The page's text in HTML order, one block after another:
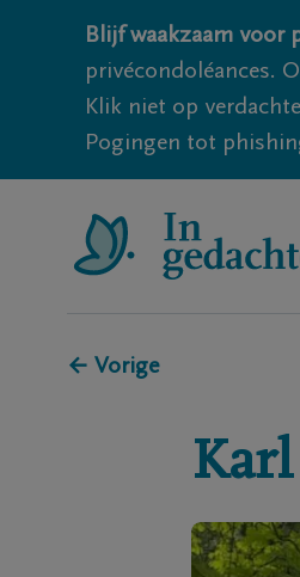
Blijf waakzaam
privécondoléances.
Klik niet op
Pogingen tot
← Vorige
Karl